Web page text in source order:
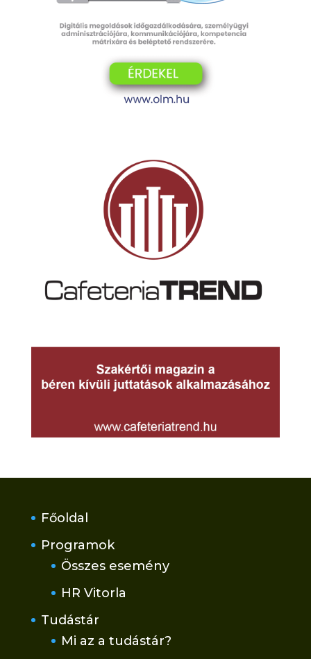
Főoldal
Programok
Összes esemény
HR Vitorla
Tudástár
Mi az a tudástár?